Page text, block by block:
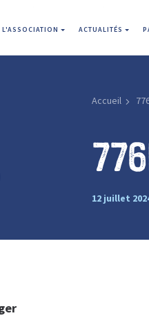
L'ASSOCIATION ACTUALITÉS
Accueil
12 juillet